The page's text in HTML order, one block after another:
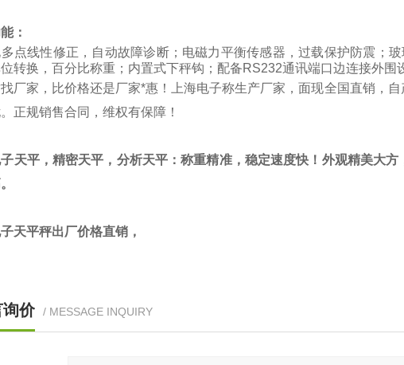
：
点线性修正，自动故障诊断；电磁力平衡传感器，过载保护防震；
转换，百分比称重；内置式下秤钩；配备RS232通讯端口边连接外围
厂家，比价格还是厂家*惠！上海电子称生产厂家，面现全国直销，
正规销售合同，维权有保障！
天平，精密天平，分析天平：称重精准，稳定速度快！外观精美大
天平秤出厂价格直销，
价 / MESSAGE INQUIRY